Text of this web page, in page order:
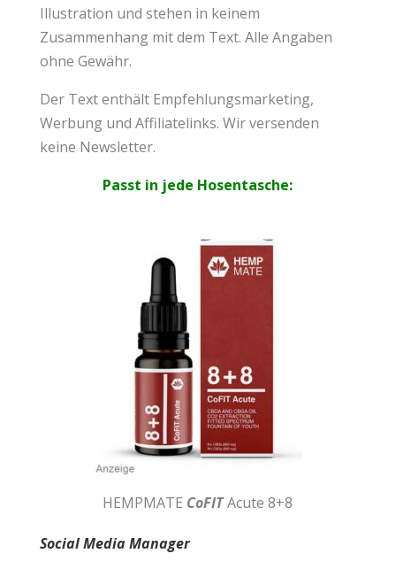
Illustration und stehen in keinem
Zusammenhang mit dem Text. Alle Angaben
ohne Gewähr.
Der Text enthält Empfehlungsmarketing,
Werbung und Affiliatelinks. Wir versenden
keine Newsletter.
Passt in jede Hosentasche:
HEMPMATE CoFITAcute 8+8
Social Media Manager